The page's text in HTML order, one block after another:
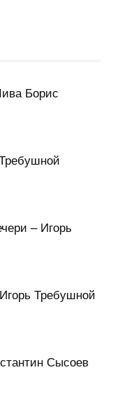
Борис
– Игорь
Требушной
Сысоев